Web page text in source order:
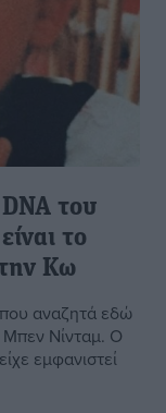
του
το
Κω
αναζητά εδώ
Μπεν Νίνταμ. Ο
εμφανιστεί